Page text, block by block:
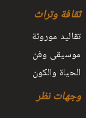
ثقافة وتراث
تقاليد موروثة
موسيقى وفن
الحياة والكون
وجهات نظر